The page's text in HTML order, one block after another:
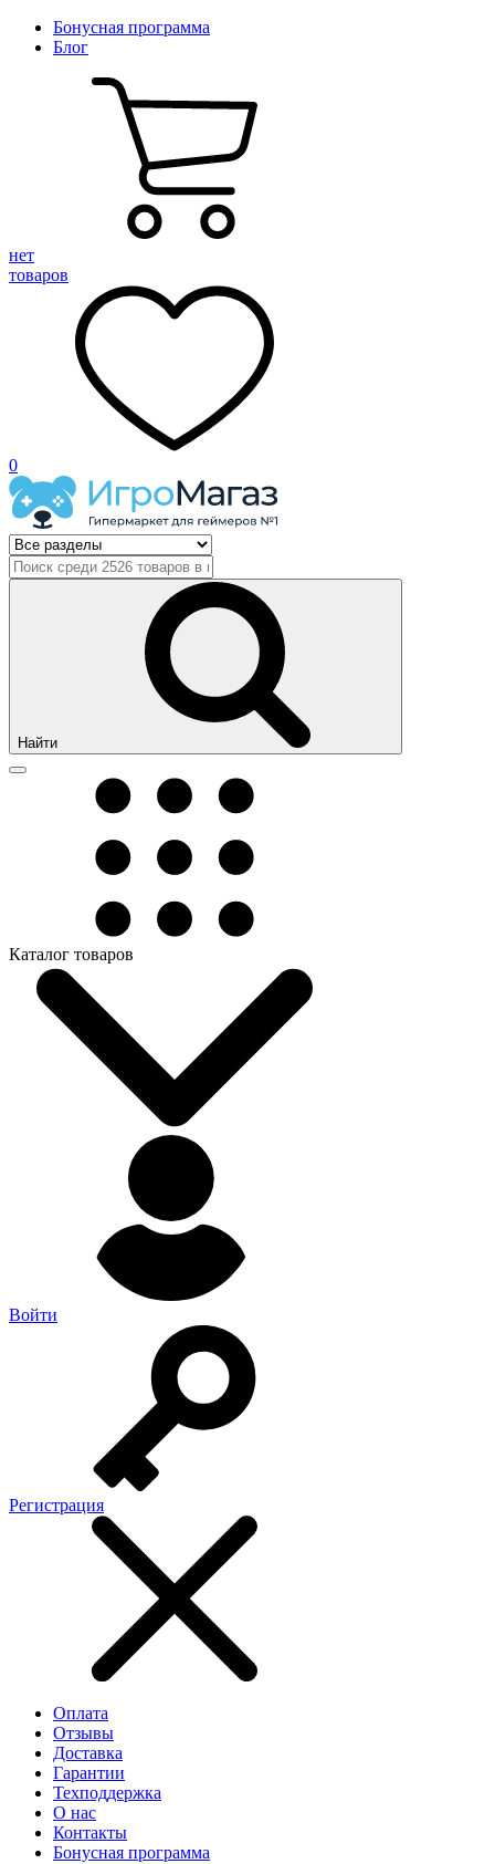
Бонусная программа
Блог
нет
товаров
0
Найти
Каталог товаров
Войти
Регистрация
Оплата
Отзывы
Доставка
Гарантии
Техподдержка
О нас
Контакты
Бонусная программа